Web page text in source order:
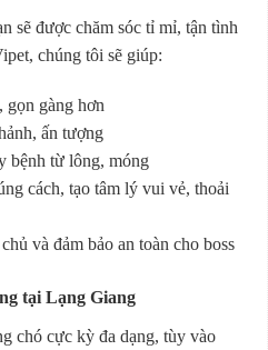
sẽ được chăm sóc tỉ mỉ, tận tình
chúng tôi sẽ giúp:
gọn gàng hơn
ấn tượng
bệnh từ lông, móng
cách, tạo tâm lý vui vẻ, thoải
và đảm bảo an toàn cho boss
tại Lạng Giang
chó cực kỳ đa dạng, tùy vào